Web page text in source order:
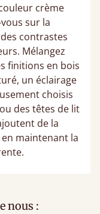
crème
sur la
contrastes
Mélangez
finitions en bois
un éclairage
choisis
des têtes de lit
de la
maintenant la
nous :